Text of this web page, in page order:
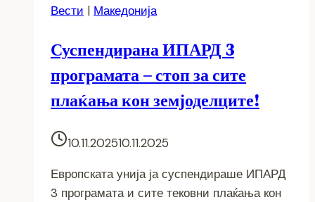
Вести | Македонија
Суспендирана ИПАРД 3
програмата – стоп за сите
плаќања кон земјоделците!
10.11.202510.11.2025
Европската унија ја суспендираше ИПАРД
3 програмата и сите тековни плаќања кон